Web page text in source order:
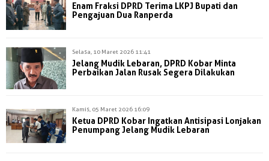
Enam Fraksi DPRD Terima LKPJ Bupati dan
Pengajuan Dua Ranperda
Selasa, 10 Maret 2026 11:41
Jelang Mudik Lebaran, DPRD Kobar Minta
Perbaikan Jalan Rusak Segera Dilakukan
Kamis, 05 Maret 2026 16:09
Ketua DPRD Kobar Ingatkan Antisipasi Lonjakan
Penumpang Jelang Mudik Lebaran